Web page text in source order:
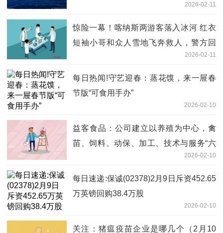
2026-02-11
惊险一幕！喀纳斯两游客落入冰河 红衣
短袖小哥和众人雪地飞奔救人，警方回
2026-02-11
每日热闻!守艺迎春：蒸花馍，来一屉春
节版“可食用手办”
2026-02-10
益客食品：公司建立以养殖为中心，禽
苗、饲料、动保、加工、技术与服务“六
2026-02-10
每日速递:保诚(02378)2月9日斥资452.65
万英镑回购38.4万股
2026-02-10
关注：猪瘟疫苗企业是哪几个（2月10